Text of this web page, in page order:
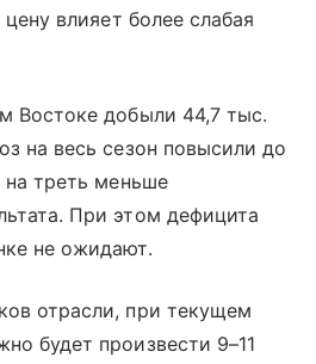
влияет более слабая
Востоке добыли 44,7 тыс.
на весь сезон повысили до
на треть меньше
При этом дефицита
не ожидают.
отрасли, при текущем
будет произвести 9–11